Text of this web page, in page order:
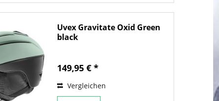
Uvex Gravitate Oxid Green
black
149,95 € *
Vergleichen